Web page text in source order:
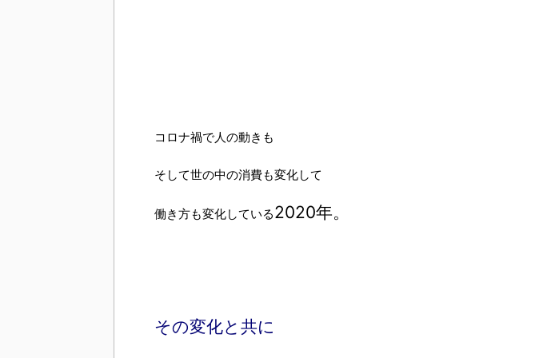
コロナ禍で人の動きも
そして世の中の消費も変化して
働き方も変化している2020年。
その変化と共に